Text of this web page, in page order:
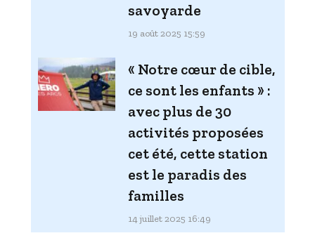
savoyarde
19 août 2025 15:59
« Notre cœur de cible,
ce sont les enfants » :
avec plus de 30
activités proposées
cet été, cette station
est le paradis des
familles
14 juillet 2025 16:49